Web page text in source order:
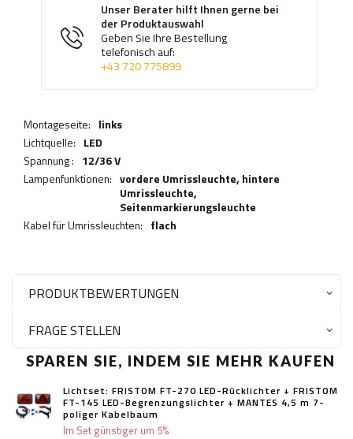
Unser Berater hilft Ihnen gerne bei
der Produktauswahl
Geben Sie Ihre Bestellung
telefonisch auf:
+43 720 775899
Montageseite: links
Lichtquelle: LED
Spannung : 12/36 V
Lampenfunktionen: vordere Umrissleuchte, hintere
Umrissleuchte,
Seitenmarkierungsleuchte
Kabel für Umrissleuchten: flach
PRODUKTBEWERTUNGEN
FRAGE STELLEN
SPAREN SIE, INDEM SIE MEHR KAUFEN
Lichtset: FRISTOM FT-270 LED-Rücklichter + FRISTOM
FT-145 LED-Begrenzungslichter + MANTES 4,5 m 7-
poliger Kabelbaum
Im Set günstiger um 5%